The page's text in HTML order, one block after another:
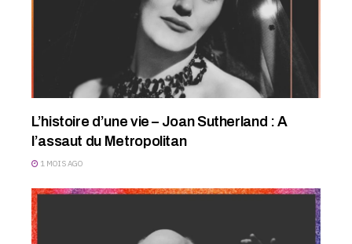
L’histoire d’une vie – Joan Sutherland : A
l’assaut du Metropolitan
1 MOIS AGO